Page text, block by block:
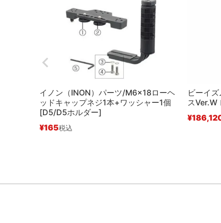
イノン（INON）パーツ/M6x18ローヘ
ッドキャップネジ1本+ワッシャー1個
[D5/D5ホルダー]
¥165税込
ビーイ
スVer.W
¥